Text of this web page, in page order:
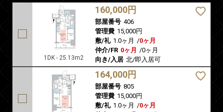
1DK - 25.13m2
160,000円
部屋番号 406
管理費 15,000円
敷/礼 1.0ヶ月 /0ヶ月
仲介/FR 0ヶ月 /0ヶ月
向き/入居 北/即入居可
164,000円
部屋番号 805
管理費 15,000円
敷/礼 1.0ヶ月 /0ヶ月